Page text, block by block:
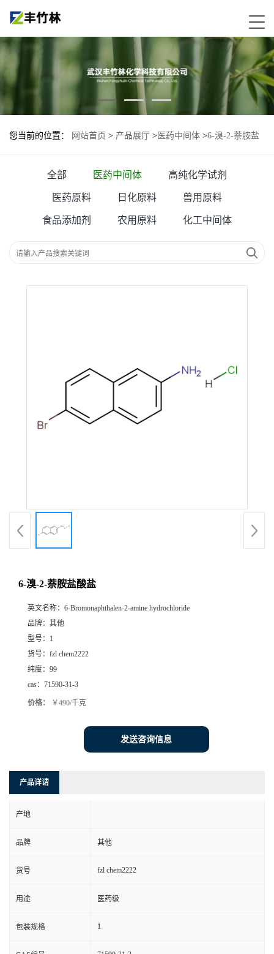
您当前的位置： 网站首页 > 产品展厅 > 医药中间体 >6-溴-2-萘胺盐
全部 医药中间体 高纯化学试剂
医药原料 日化原料 兽用原料
食品添加剂 农用原料 化工中间体
6-溴-2-萘胺盐酸盐
英文名称： 6-Bromonaphthalen-2-amine hydrochloride
品牌： 其他
型号： 1
货号： fzl chem2222
纯度： 99
cas： 71590-31-3
价格： ￥490/千克
发送咨询信息
产品详请
产地
品牌 其他
货号 fzl chem2222
用途 医药级
包装规格 1